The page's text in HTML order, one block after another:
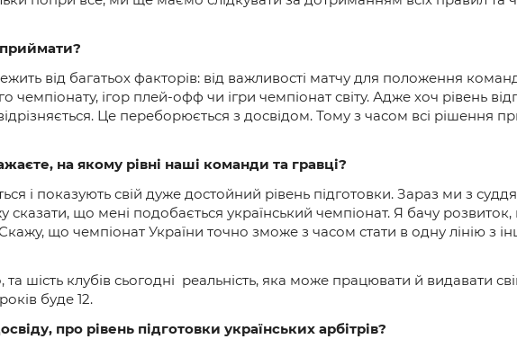
від багатьох факторів: від важливості матчу для положення
ігор плей-офф чи ігри чемпіонат світу. Адже хоч рівень
Це переборюється з досвідом. Тому з часом всі рішення
на якому рівні наші команди та гравці?
і показують свій дуже достойний рівень підготовки. Зараз ми з
що мені подобається український чемпіонат. Я бачу розвиток,
що чемпіонат України точно зможе з часом стати в одну лінію з
шість клубів сьогодні реальність, яка може працювати й видавати
буде 12.
про рівень підготовки українських арбітрів?